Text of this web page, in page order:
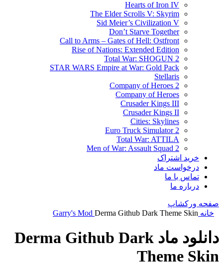
Hearts of Iron IV
The Elder Scrolls V: Skyrim
Sid Meier’s Civilization V
Don’t Starve Together
Call to Arms – Gates of Hell: Ostfront
Rise of Nations: Extended Edition
Total War: SHOGUN 2
STAR WARS Empire at War: Gold Pack
Stellaris
Company of Heroes 2
Company of Heroes
Crusader Kings III
Crusader Kings II
Cities: Skylines
Euro Truck Simulator 2
Total War: ATTILA
Men of War: Assault Squad 2
خرید اشتراک
درخواست ماد
تماس با ما
درباره ما
صفحه ورکشاپ
خانه
Garry's Mod Derma Github Dark Theme Skin
دانلود ماد Derma Github Dark
Theme Skin